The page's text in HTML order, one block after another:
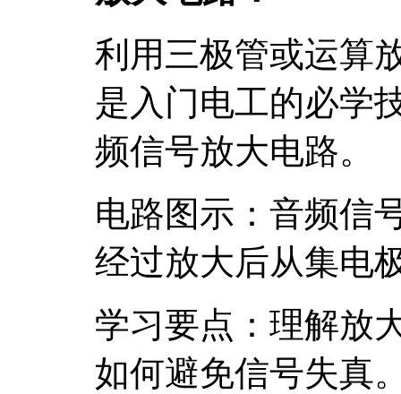
利用三极管或运算
是入门电工的必学
频信号放大电路。
电路图示：音频信
经过放大后从集电
学习要点：理解放
如何避免信号失真